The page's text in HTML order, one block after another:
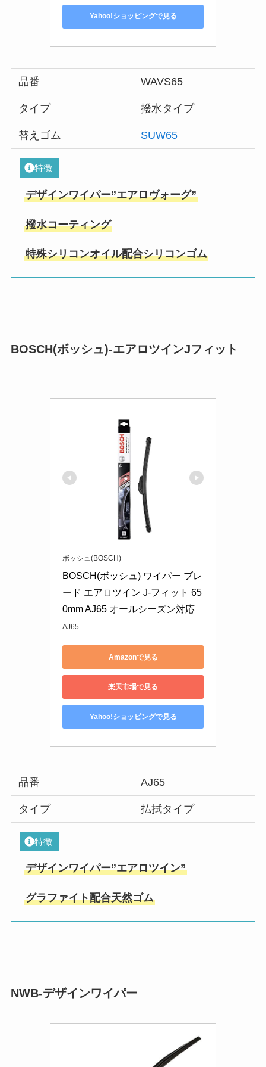
Yahoo!ショッピングで見る
品番 WAVS65
タイプ 撥水タイプ
替えゴム SUW65
特徴
デザインワイパー”エアロヴォーグ”
撥水コーティング
特殊シリコンオイル配合シリコンゴム
BOSCH(ボッシュ)-エアロツインJフィット
ボッシュ(BOSCH)
BOSCH(ボッシュ) ワイパー ブレ
ード エアロツイン J-フィット 65
0mm AJ65 オールシーズン対応
AJ65
Amazonで見る
楽天市場で見る
Yahoo!ショッピングで見る
品番 AJ65
タイプ 払拭タイプ
特徴
デザインワイパー”エアロツイン”
グラファイト配合天然ゴム
NWB-デザインワイパー